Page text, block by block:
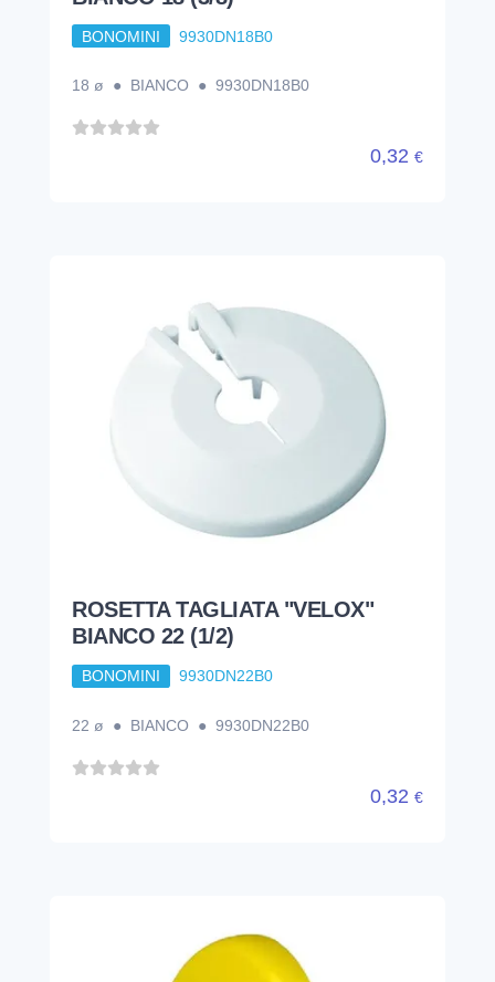
BONOMINI 9930DN18B0
18 ø ● BIANCO ● 9930DN18B0
0,32 €
ROSETTA TAGLIATA "VELOX"
BIANCO 22 (1/2)
BONOMINI 9930DN22B0
22 ø ● BIANCO ● 9930DN22B0
0,32 €